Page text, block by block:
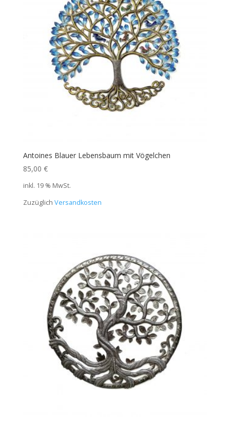
Antoines Blauer Lebensbaum mit Vögelchen
85,00 €
inkl. 19 % MwSt.
Zuzüglich Versandkosten